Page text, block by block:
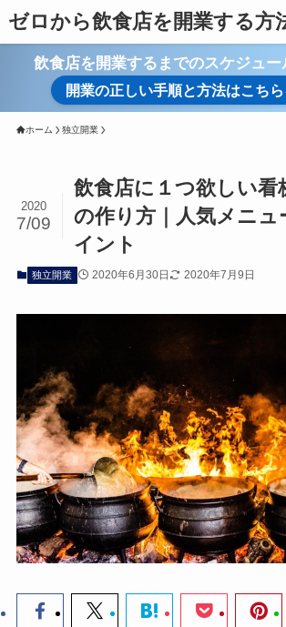
ゼロから飲食店を開業する方
飲食店を開業するまでのスケジュ
開業の正しい手順と方法はこち
ホーム 独立開業
飲食店に１つ欲しい看
の作り方｜人気メニュ
イント
2020
7/09
独立開業 2020年6月30日 2020年7月9日